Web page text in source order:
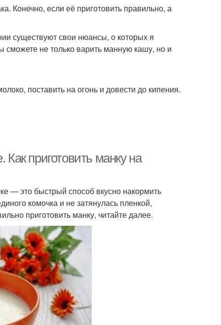
Конечно, если её приготовить правильно, а
существуют свои нюансы, о которых я
сможете не только варить манную кашу, но и
поставить на огонь и довести до кипения.
приготовить манку на
— это быстрый способ вкусно накормить
комочка и не затянулась пленкой,
приготовить манку, читайте далее.